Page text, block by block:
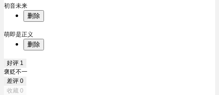
初音未来
删除
萌即是正义
删除
好评 1
褒贬不一
差评 0
收藏 0